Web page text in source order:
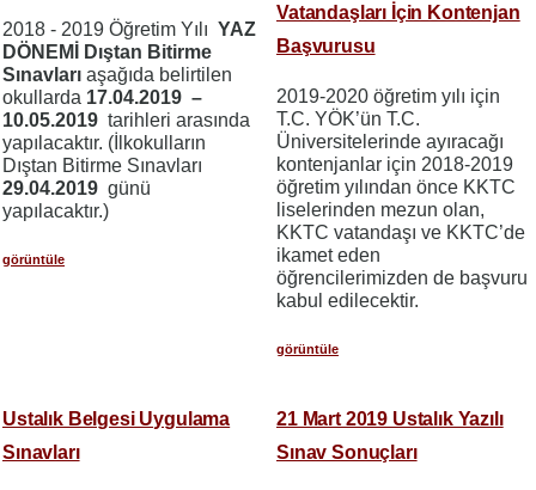
2018 - 2019 Öğretim Yılı YAZ
DÖNEMİ Dıştan Bitirme
Sınavları aşağıda belirtilen
okullarda 17.04.2019 –
10.05.2019 tarihleri arasında
yapılacaktır. (İlkokulların
Dıştan Bitirme Sınavları
29.04.2019 günü
yapılacaktır.)
görüntüle
Vatandaşları İçin Kontenjan
Başvurusu
2019-2020 öğretim yılı için
T.C. YÖK’ün T.C.
Üniversitelerinde ayıracağı
kontenjanlar için 2018-2019
öğretim yılından önce KKTC
liselerinden mezun olan,
KKTC vatandaşı ve KKTC’de
ikamet eden
öğrencilerimizden de başvuru
kabul edilecektir.
görüntüle
Ustalık Belgesi Uygulama
Sınavları
21 Mart 2019 Ustalık Yazılı
Sınav Sonuçları